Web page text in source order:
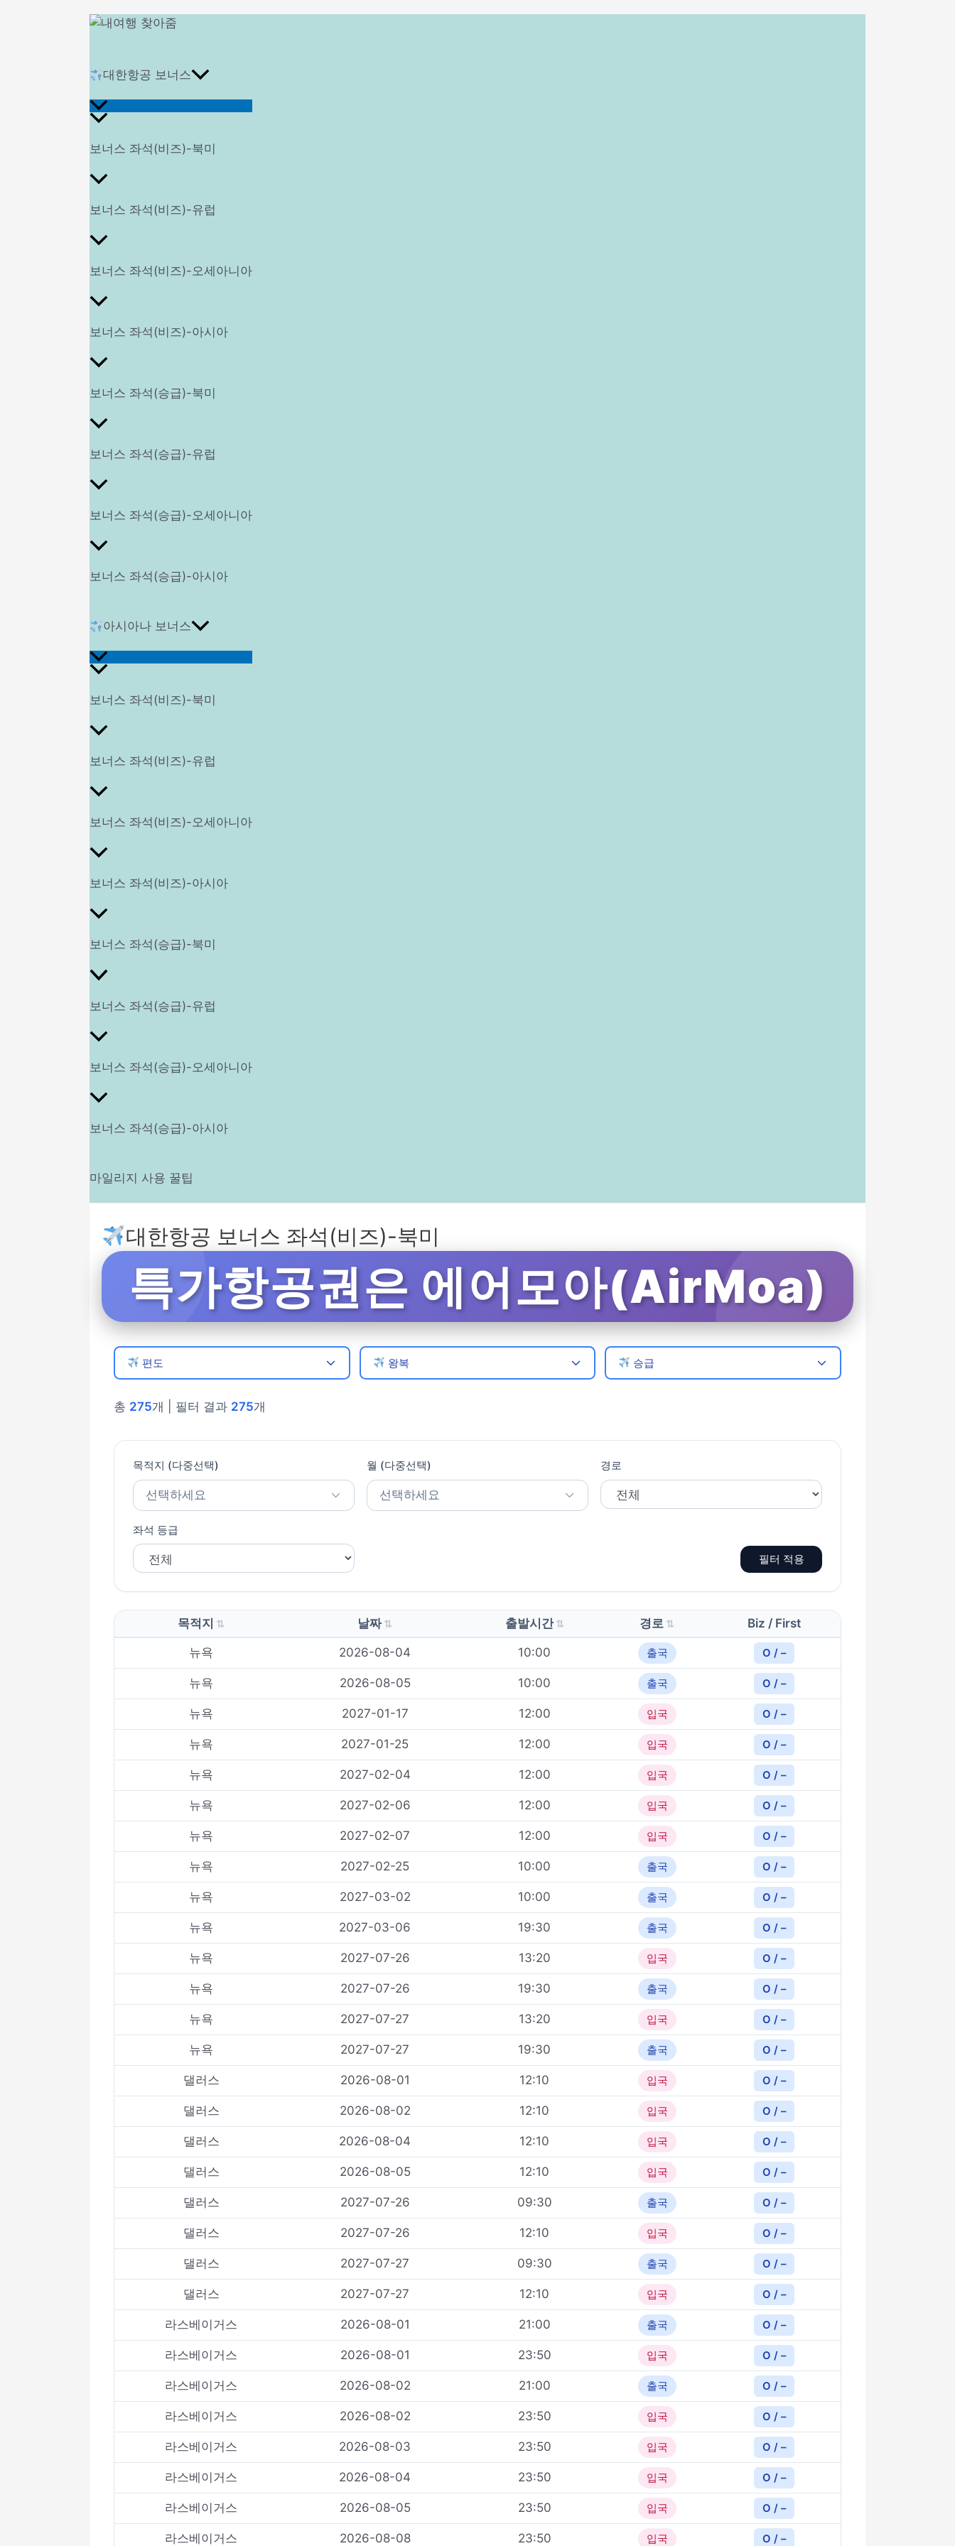
대한항공 보너스
글
보너스 좌석(비즈)-북미
보너스 좌석(비즈)-유럽
보너스 좌석(비즈)-오세아니아
보너스 좌석(비즈)-아시아
보너스 좌석(승급)-북미
보너스 좌석(승급)-유럽
보너스 좌석(승급)-오세아니아
보너스 좌석(승급)-아시아
아시아나 보너스
글
보너스 좌석(비즈)-북미
보너스 좌석(비즈)-유럽
보너스 좌석(비즈)-오세아니아
보너스 좌석(비즈)-아시아
보너스 좌석(승급)-북미
보너스 좌석(승급)-유럽
보너스 좌석(승급)-오세아니아
보너스 좌석(승급)-아시아
마일리지 사용 꿀팁
대한항공 보너스 좌석(비즈)-북미
특가항공권은 에어모아(AirMoa)
편도 왕복 승급
총 275개 | 필터 결과 275개
목적지 (다중선택)
선택하세요
월 (다중선택)
선택하세요
경로
좌석 등급
필터 적용
목적지 날짜 출발시간 경로 Biz / First
뉴욕 2026-08-04 10:00 출국 O / –
뉴욕 2026-08-05 10:00 출국 O / –
뉴욕 2027-01-17 12:00 입국 O / –
뉴욕 2027-01-25 12:00 입국 O / –
뉴욕 2027-02-04 12:00 입국 O / –
뉴욕 2027-02-06 12:00 입국 O / –
뉴욕 2027-02-07 12:00 입국 O / –
뉴욕 2027-02-25 10:00 출국 O / –
뉴욕 2027-03-02 10:00 출국 O / –
뉴욕 2027-03-06 19:30 출국 O / –
뉴욕 2027-07-26 13:20 입국 O / –
뉴욕 2027-07-26 19:30 출국 O / –
뉴욕 2027-07-27 13:20 입국 O / –
뉴욕 2027-07-27 19:30 출국 O / –
댈러스 2026-08-01 12:10 입국 O / –
댈러스 2026-08-02 12:10 입국 O / –
댈러스 2026-08-04 12:10 입국 O / –
댈러스 2026-08-05 12:10 입국 O / –
댈러스 2027-07-26 09:30 출국 O / –
댈러스 2027-07-26 12:10 입국 O / –
댈러스 2027-07-27 09:30 출국 O / –
댈러스 2027-07-27 12:10 입국 O / –
라스베이거스 2026-08-01 21:00 출국 O / –
라스베이거스 2026-08-01 23:50 입국 O / –
라스베이거스 2026-08-02 21:00 출국 O / –
라스베이거스 2026-08-02 23:50 입국 O / –
라스베이거스 2026-08-03 23:50 입국 O / –
라스베이거스 2026-08-04 23:50 입국 O / –
라스베이거스 2026-08-05 23:50 입국 O / –
라스베이거스 2026-08-08 23:50 입국 O / –